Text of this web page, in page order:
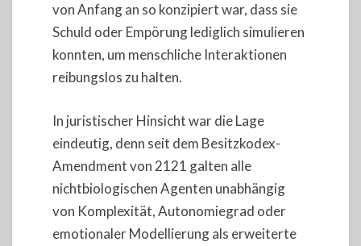
von Anfang an so konzipiert war, dass sie
Schuld oder Empörung lediglich simulieren
konnten, um menschliche Interaktionen
reibungslos zu halten.
In juristischer Hinsicht war die Lage
eindeutig, denn seit dem Besitzkodex-
Amendment von 2121 galten alle
nichtbiologischen Agenten unabhängig
von Komplexität, Autonomiegrad oder
emotionaler Modellierung als erweiterte